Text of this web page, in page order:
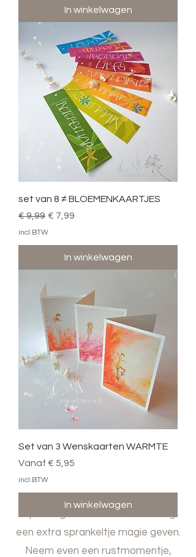
In winkelwagen
set van 8 ≠ BLOEMENKAARTJES
Normale prijs
€ 9,99 Verkoopprijs
€ 7,99
incl.BTW
In winkelwagen
Set van 3 Wenskaarten WARMTE
Vanaf € 5,95
Verkoopprijs
incl.BTW
In winkelwagen
een extra sprankeltje magie geven.
Neem even een rustmomentje,